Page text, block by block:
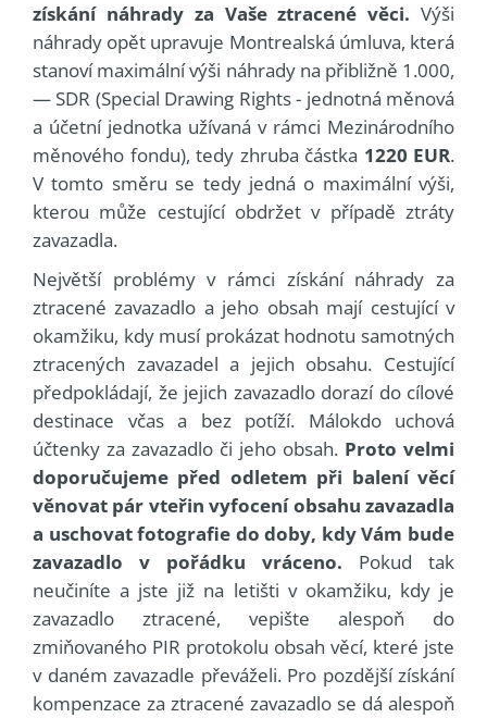
získání náhrady za Vaše ztracené věci. Výši
náhrady opět upravuje Montrealská úmluva, která
stanoví maximální výši náhrady na přibližně 1.000,
— SDR (Special Drawing Rights - jednotná měnová
a účetní jednotka užívaná v rámci Mezinárodního
měnového fondu), tedy zhruba částka 1220 EUR.
V tomto směru se tedy jedná o maximální výši,
kterou může cestující obdržet v případě ztráty
zavazadla.
Největší problémy v rámci získání náhrady za
ztracené zavazadlo a jeho obsah mají cestující v
okamžiku, kdy musí prokázat hodnotu samotných
ztracených zavazadel a jejich obsahu. Cestující
předpokládají, že jejich zavazadlo dorazí do cílové
destinace včas a bez potíží. Málokdo uchová
účtenky za zavazadlo či jeho obsah. Proto velmi
doporučujeme před odletem při balení věcí
věnovat pár vteřin vyfocení obsahu zavazadla
a uschovat fotografie do doby, kdy Vám bude
zavazadlo v pořádku vráceno. Pokud tak
neučiníte a jste již na letišti v okamžiku, kdy je
zavazadlo ztracené, vepište alespoň do
zmiňovaného PIR protokolu obsah věcí, které jste
v daném zavazadle převáželi. Pro pozdější získání
kompenzace za ztracené zavazadlo se dá alespoň